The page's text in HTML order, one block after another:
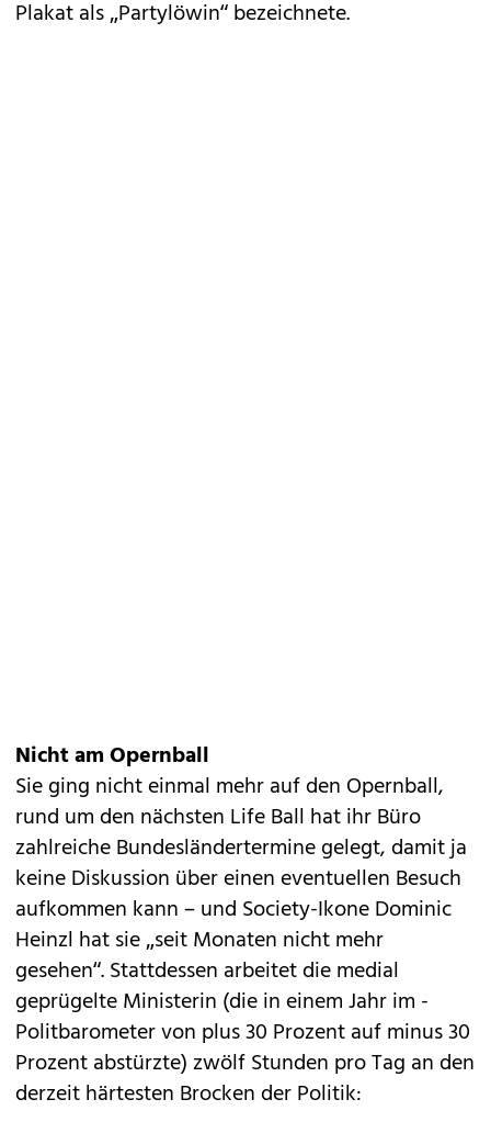
Plakat als „Partylöwin“ bezeichnete.
Nicht am Opernball
Sie ging nicht einmal mehr auf den Opernball,
rund um den nächsten Life Ball hat ihr Büro
zahlreiche Bundesländertermine gelegt, damit ja
keine Diskussion über ­einen eventuellen Besuch
aufkommen kann – und ­Society-Ikone Dominic
Heinzl hat sie „seit Monaten nicht mehr
gesehen“. Stattdessen arbeitet die medial
geprügelte Ministerin (die in einem Jahr im ­
Politbarometer von plus 30 Prozent auf minus 30
Prozent abstürzte) zwölf Stunden pro Tag an den
derzeit härtesten Brocken der Politik: